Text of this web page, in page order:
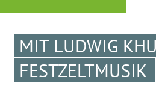
MIT LUDWIG
FESTZELTMUSIK